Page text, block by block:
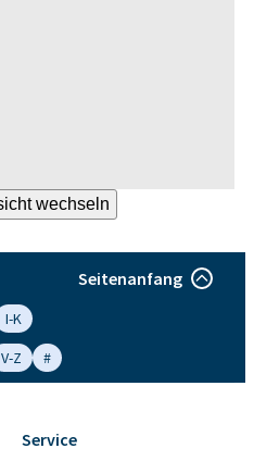
Seitenanfang
I-K
V-Z #
Service